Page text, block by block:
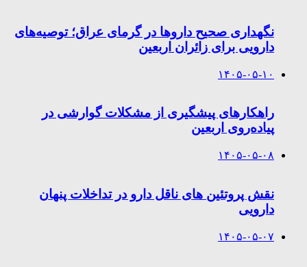
نگهداری صحیح داروها در گرمای عراق؛ توصیه‌های
دارویی برای زائران اربعین
۱۴۰۵-۰۵-۱۰
راهکارهای پیشگیری از مشکلات گوارشی در
پیاده‌روی اربعین
۱۴۰۵-۰۵-۰۸
نقش پروتئین های ناقل دارو در تداخلات پنهان
دارویی
۱۴۰۵-۰۵-۰۷